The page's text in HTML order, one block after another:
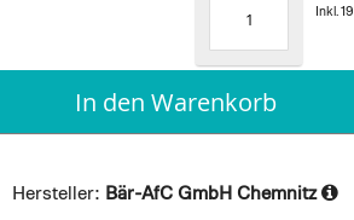
Inkl.
In den Warenkorb
Hersteller: Bär-AfC GmbH Chemnitz